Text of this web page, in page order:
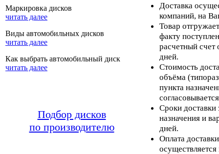
Маркировка дисков
читать далее
Виды автомобильных дисков
читать далее
Как выбрать автомобильный диск
читать далее
Подбор дисков
по производителю
Доставка
компаний, на
Товар
факту
расчетный счет
дней.
Стоимость
объёма
пункта
Сроки доставки
назначения и
дней.
Оплата